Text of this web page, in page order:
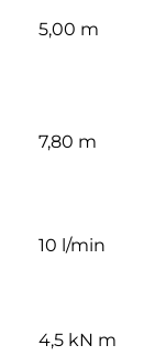
5,00 m
7,80 m
10 l/min
4,5 kN m